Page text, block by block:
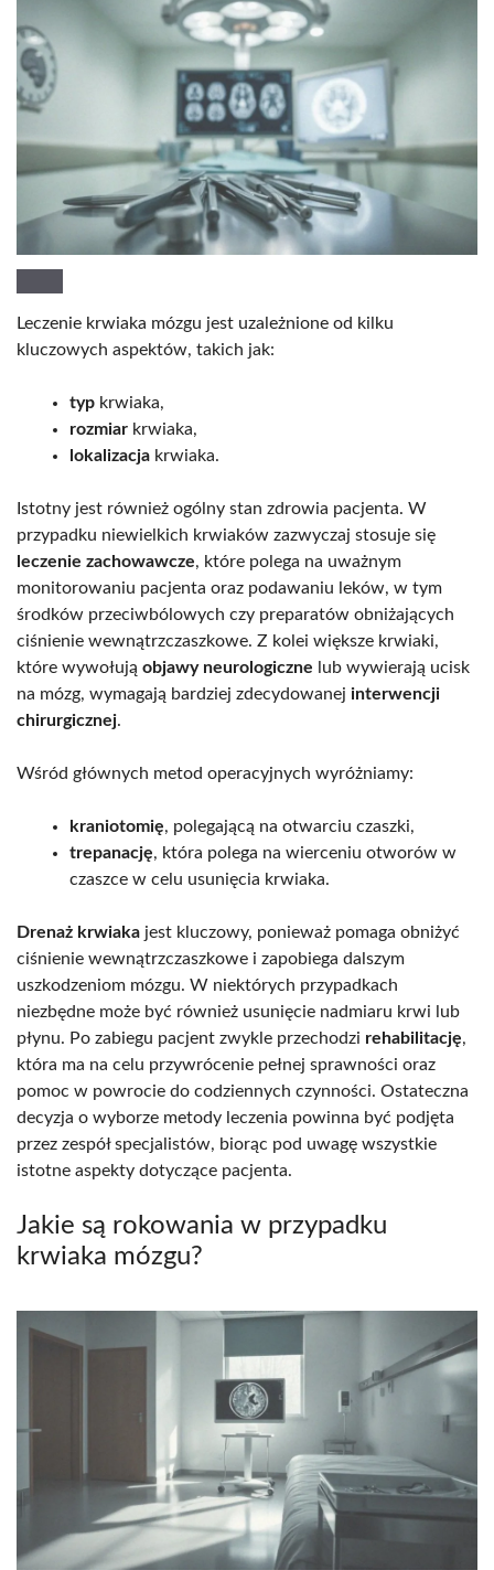
Leczenie krwiaka mózgu jest uzależnione od kilku
kluczowych aspektów, takich jak:
typ krwiaka,
rozmiar krwiaka,
lokalizacja krwiaka.
Istotny jest również ogólny stan zdrowia pacjenta. W
przypadku niewielkich krwiaków zazwyczaj stosuje się
leczenie zachowawcze, które polega na uważnym
monitorowaniu pacjenta oraz podawaniu leków, w tym
środków przeciwbólowych czy preparatów obniżających
ciśnienie wewnątrzczaszkowe. Z kolei większe krwiaki,
które wywołują objawy neurologiczne lub wywierają ucisk
na mózg, wymagają bardziej zdecydowanej interwencji
chirurgicznej.
Wśród głównych metod operacyjnych wyróżniamy:
kraniotomię, polegającą na otwarciu czaszki,
trepanację, która polega na wierceniu otworów w
czaszce w celu usunięcia krwiaka.
Drenaż krwiaka jest kluczowy, ponieważ pomaga obniżyć
ciśnienie wewnątrzczaszkowe i zapobiega dalszym
uszkodzeniom mózgu. W niektórych przypadkach
niezbędne może być również usunięcie nadmiaru krwi lub
płynu. Po zabiegu pacjent zwykle przechodzi rehabilitację,
która ma na celu przywrócenie pełnej sprawności oraz
pomoc w powrocie do codziennych czynności. Ostateczna
decyzja o wyborze metody leczenia powinna być podjęta
przez zespół specjalistów, biorąc pod uwagę wszystkie
istotne aspekty dotyczące pacjenta.
Jakie są rokowania w przypadku
krwiaka mózgu?